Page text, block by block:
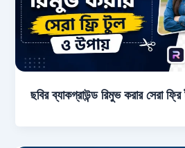
ছবির ব্যাকগ্রাউন্ড রিমুভ করার সেরা